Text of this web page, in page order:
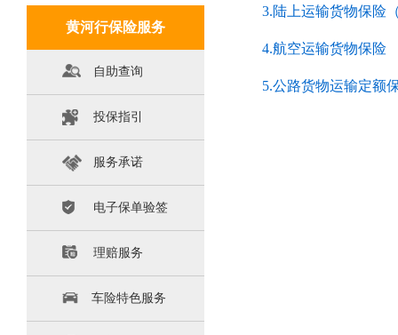
黄河行保险服务
自助查询
投保指引
服务承诺
电子保单验签
理赔服务
车险特色服务
3.陆上运输货物保险
4.航空运输货物保险
5.公路货物运输定额